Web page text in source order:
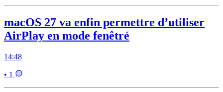
macOS 27 va enfin permettre d’utiliser
AirPlay en mode fenêtré
14:48
• 1